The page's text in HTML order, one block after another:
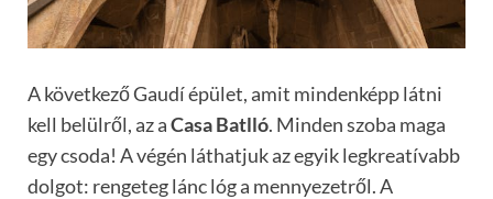
A következő Gaudí épület, amit mindenképp látni
kell belülről, az aCasa Batlló. Minden szoba maga
egy csoda! A végén láthatjuk az egyik legkreatívabb
dolgot: rengeteg lánc lóg a mennyezetről. A